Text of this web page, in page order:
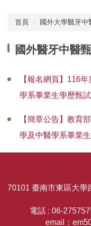
首頁 國外大學醫牙中
國外醫牙中醫
【報名網頁】116
學系畢業生學歷甄試
【簡章公告】教育
學及中醫學系畢業生
70101 臺南市東區大學
電話 : 06-
email：